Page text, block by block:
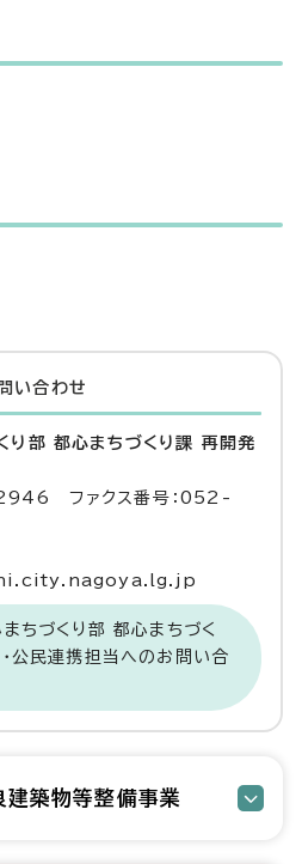
い合わせ
り部 都心まちづくり課 再開発
ファクス番号：052-
ちづくり部 都心まちづく
公民連携担当へのお問い合
築物等整備事業